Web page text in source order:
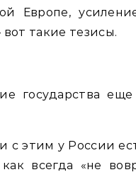
Европе,
такие тезисы.
государства
с этим у России
всегда «не